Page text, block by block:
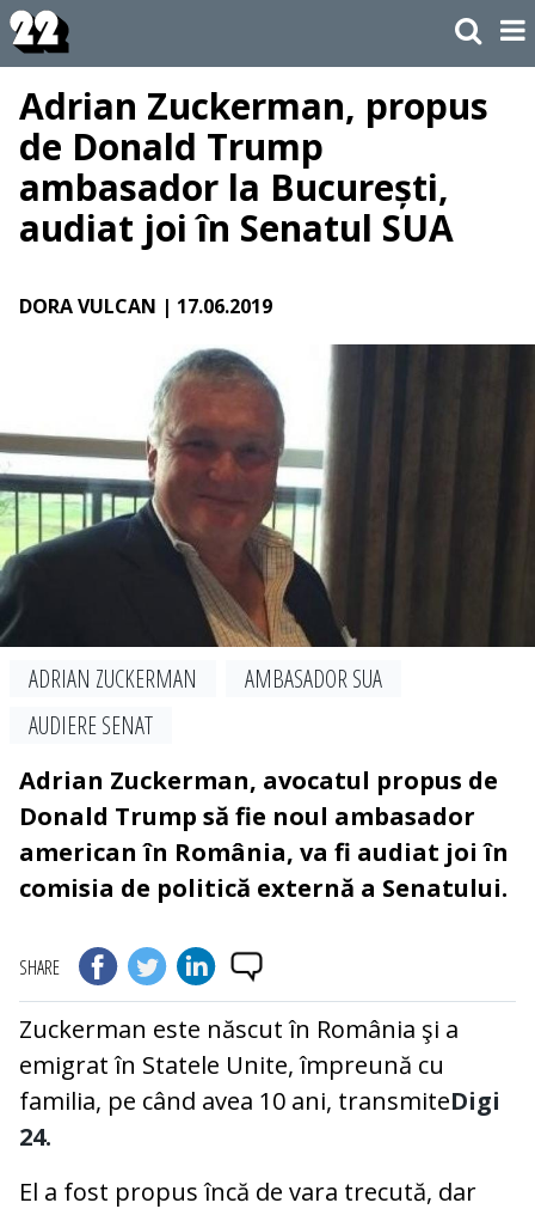
Adrian Zuckerman, propus
de Donald Trump
ambasador la București,
audiat joi în Senatul SUA
DORA VULCAN | 17.06.2019
ADRIAN ZUCKERMAN
AMBASADOR SUA
AUDIERE SENAT
Adrian Zuckerman, avocatul propus de
Donald Trump să fie noul ambasador
american în România, va fi audiat joi în
comisia de politică externă a Senatului.
SHARE
Zuckerman este născut în România şi a
emigrat în Statele Unite, împreună cu
familia, pe când avea 10 ani, transmiteDigi
24.
El a fost propus încă de vara trecută, dar